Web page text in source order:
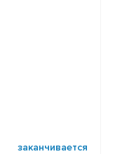
заканчивается